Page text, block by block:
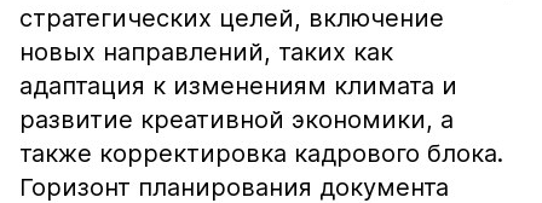
стратегических целей, включение
новых направлений, таких как
адаптация к изменениям климата и
развитие креативной экономики, а
также корректировка кадрового блока.
Горизонт планирования документа